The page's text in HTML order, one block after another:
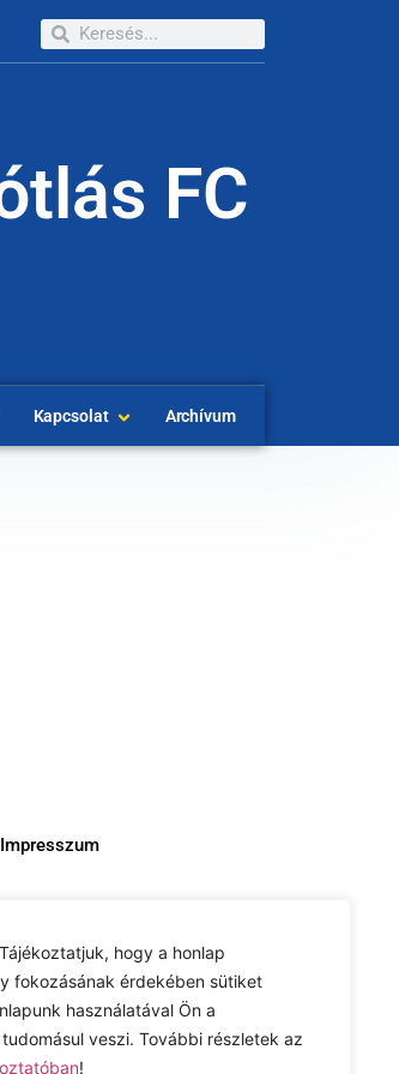
hogy a honlap
fokozásának érdekében sütiket
használatával Ön a
veszi. További részletek az
!
FC
Kapcsolat Archívum
Impresszum